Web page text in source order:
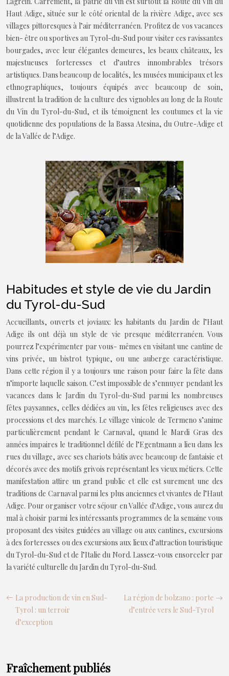
Haut Adige, située sur le côté oriental de la rivière Adige, avec ses
villages pittoresques à l’air méditerranéen. Profitez de vos vacances
bien- être ou sportives au Tyrol-du-Sud pour visiter ces ravissantes
bourgades, avec leur élégantes demeures, les beaux châteaux, les
majestueuses forteresses et d’autres innombrables trésors
artistiques. Dans beaucoup de localités, les musées municipaux et les
ethnographiques, toujours équipés avec beaucoup de soin,
illustrent la tradition de la culture des vignobles au long de la Route
du Vin du Tyrol-du-Sud, et ils témoignent les coutumes et la vie
quotidienne des populations de la Bassa Atesina, du Outre-Adige et
de la Vallée de l’Adige.
Habitudes et style de vie du Jardin
du Tyrol-du-Sud
Accueillants, ouverts et joviaux: les habitants du Jardin de l’Haut
Adige ils ont déjà un style de vie presque méditerranéen. Vous
pourrez l’expérimenter par vous- mêmes en visitant une cantine de
vins privée, un bistrot typique, ou une auberge caractéristique.
Dans cette région il y a toujours une raison pour faire la fête dans
n’importe laquelle saison. C’est impossible de s’ennuyer pendant les
vacances dans le Jardin du Tyrol-du-Sud parmi les nombreuses
fêtes paysannes, celles dédiées au vin, les fêtes religieuses avec des
processions et des marchés. Le village vinicole de Termeno s’anime
particulièrement pendant le Carnaval, quand le Mardi Gras des
années impaires le traditionnel défilé de l’Egentmann a lieu dans les
rues du village, avec ses chariots bâtis avec beaucoup de fantaisie et
décorés avec des motifs grivois représentant les vieux métiers. Cette
manifestation attire un grand public et elle est surement une des
traditions de Carnaval parmi les plus anciennes et vivantes de l’Haut
Adige. Pour organiser votre séjour en Vallée d’Adige, vous aurez du
mal à choisir parmi les intéressants programmes de la semaine vous
proposant des visites guidées au village ou aux cantines, excursions
à des forteresses ou des excursions aux lieux d’attraction touristique
du Tyrol-du-Sud et de l’Italie du Nord. Lassez-vous ensorceler par
la variété culturelle du Jardin du Tyrol-du-Sud.
La production de vin en Sud-
Tyrol : un terroir
d’exception
La région de bolzano : porte
d’entrée vers le Sud-Tyrol
Fraîchement publiés